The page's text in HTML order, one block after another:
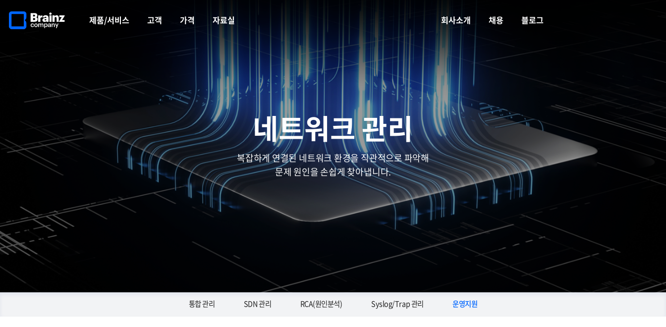
건너뛰기
제품/서비스 고객 가격 자료실 회사소개 채용 블로그
네트워크 관리
복잡하게 연결된 네트워크 환경을 직관적으로 파악해
문제 원인을 손쉽게 찾아냅니다.
통합 관리 SDN 관리 RCA(원인분석) Syslog/Trap 관리 운영지원
페이지로